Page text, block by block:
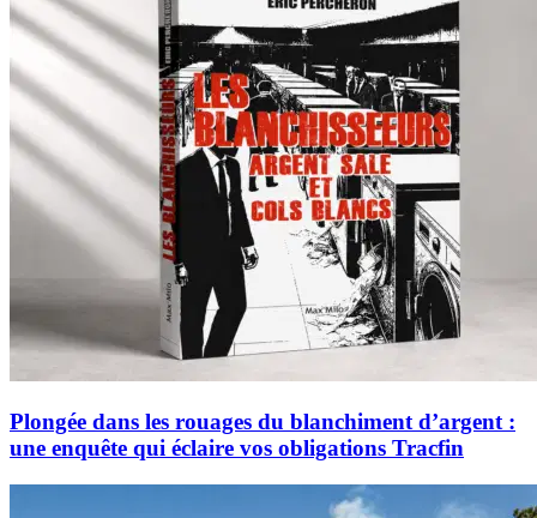
Plongée dans les rouages du blanchiment d’argent :
une enquête qui éclaire vos obligations Tracfin